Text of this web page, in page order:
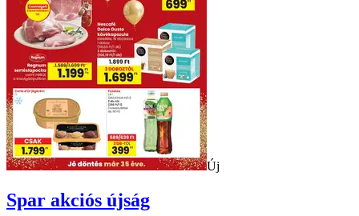
Új
Spar akciós újság